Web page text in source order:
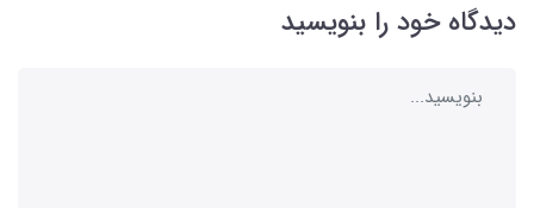
دیدگاه خود را بنویسید